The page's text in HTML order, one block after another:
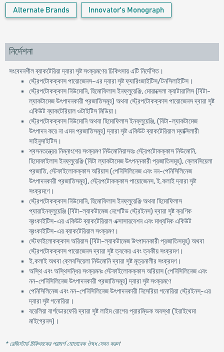
Alternate Brands Innovator's Monograph
নির্দেশনা
সংবেদনশীল ব্যাকটেরিয়া দ্বারা সৃষ্ট সংক্রমণের চিকিৎসায় এটি নির্দেশিত।
স্ট্রেপটোকক্কাস পায়োজেনস-এর দ্বারা সৃষ্ট ফ্যারিংজাইটিস/টনসিলাইটিস।
স্ট্রেপটোকক্কাস নিউমোনি, হিমোফিলাস ইনফ্লুয়েঞ্জি, মোরাক্সেলা ক্যাটারালিস (বিটা-
ল্যাকটামেজ উৎপাদনকারী প্রজাতিসমূহ) অথবা স্ট্রেপটোকক্কাস পায়োজেনস দ্বারা সৃষ্ট
একিউট ব্যাকটেরিয়াল ওটাইটিস মিডিয়া।
স্ট্রেপটোকক্কাস নিউমোনি অথবা হিমোফিলাস ইনফ্লুয়েঞ্জি, (বিটা-ল্যাকটামেজ
উৎপাদন করে না এমন প্রজাতিসমূহ) দ্বারা সৃষ্ট একিউট ব্যাকটেরিয়াল ম্যাক্সিলারী
সাইনুসাইটিস।
শ্বসনতন্ত্রের নিম্নাংশের সংক্রমণ নিউমোনিয়াসহঃ স্ট্রেপটোকক্কাস নিউমোনি,
হিমোফাইলাস ইনফ্লুয়েঞ্জি (বিটা ল্যাকটামেজ উৎপন্নকারী প্রজাতিসমূহ), ক্লেবসিয়েলা
প্রজাতি, স্টেফাইলোকক্কাস অরিয়াস (পেনিসিলিনেজ এবং নন-পেনিসিলিনেজ
উৎপাদনকারী প্রজাতিসমূহ), স্ট্রেপটোকক্কাস পায়োজেনস, ই.কলাই দ্বারা সৃষ্ট
সংক্রমণে।
স্ট্রেপটোকক্কাস নিউমোনি, হিমোফিলাস ইনফ্লুয়েঞ্জি অথবা হিমোফিলাস
প্যারাইনফ্লুয়েঞ্জি (বিটা-ল্যাকটামেজ নেগেটিভ স্ট্রেইনস) দ্বারা সৃষ্ট ক্রণিক
ব্রংকাইটিস-এর একিউট ব্যাকটেরিয়াল এক্সাসারবেশন এবং মাধ্যমিক একিউট
ব্রংকাইটিস-এর ব্যাকটেরিয়াল সংক্রমণ।
স্টেফাইলোকক্কাস অরিয়াস (বিটা-ল্যাকটামেজ উৎপাদনকারী প্রজাতিসমূহ) অথবা
স্ট্রেপটোকক্কাস পায়োজেনস দ্বারা সৃষ্ট ত্বকের এবং ত্বকীয় সংক্রমণ।
ই.কলাই অথবা ক্লেবসিয়েলা নিউমোনি দ্বারা সৃষ্ট মূত্রনালীর সংক্রমণ।
অস্থি এবং অস্থিসন্ধির সংক্রমনঃ স্টেফাইলোকক্কাস অরিয়াস (পেনিসিলিনেজ এবং
নন-পেনিসিলিনেজ উৎপাদনকারী প্রজাতিসমূহ) দ্বারা সৃষ্ট সংক্রমণে
পেনিসিলিনেজ এবং নন-পেনিসিলিনেজ উৎপাদনকারী নিসেরিয়া গনোরিয়া স্ট্রেইনস্-এর
দ্বারা সৃষ্ট গনোরিয়া।
বরেলিয়া বার্গডোরফেরি দ্বারা সৃষ্ট লাইম রোগের প্রারম্ভিক অবস্থা (ইরাইথেমা
মাইগ্রেনস)।
* রেজিস্টার্ড চিকিৎসকের পরামর্শ মোতাবেক ঔষধ সেবন করুন'